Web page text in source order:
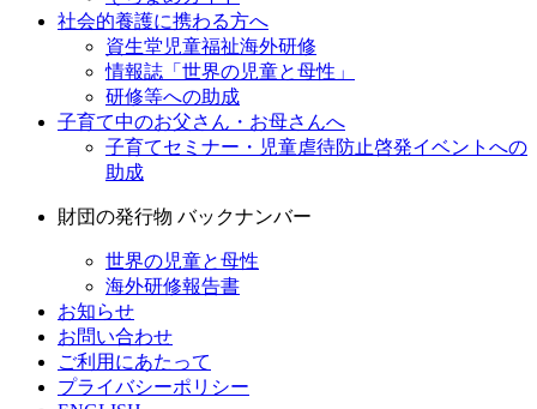
社会的養護に携わる方へ
資生堂児童福祉海外研修
情報誌「世界の児童と母性」
研修等への助成
子育て中のお父さん・お母さんへ
子育てセミナー・児童虐待防止啓発イベントへの
助成
財団の発行物 バックナンバー
世界の児童と母性
海外研修報告書
お知らせ
お問い合わせ
ご利用にあたって
プライバシーポリシー